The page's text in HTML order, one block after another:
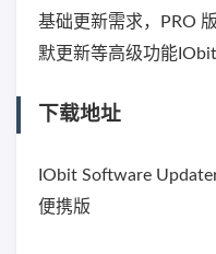
基础更新需求，PRO
默更新等高级功能IObit
下载地址
IObit Software
便携版